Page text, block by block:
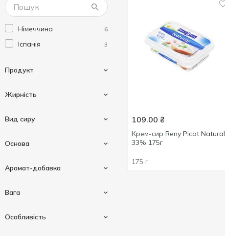
Німеччина 6
Іспанія 3
Продукт
Жирність
25 % 1
70 % 1
Показати більше
Вид сиру
Основа
Аромат-добавка
Зелень
Вага
Особливість
109.00 ₴
Крем-сир Reny Picot Natural
33% 175г
175 г